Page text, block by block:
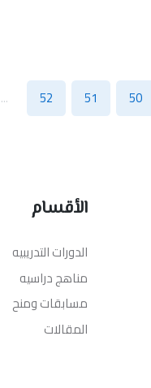
50
51
52
...
الأقسام
الدورات التدريبيه
مناهج دراسيه
مسابقات ومنح
المقالات